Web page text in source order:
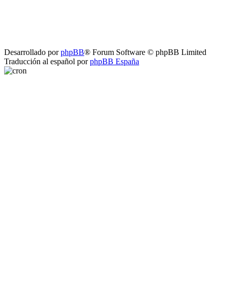
Desarrollado porphpBB® Forum Software © phpBB Limited
Traducción al español porphpBB España